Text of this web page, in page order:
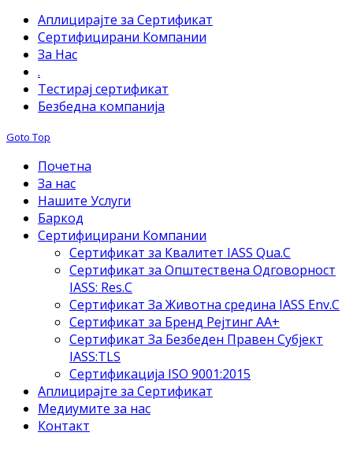
Аплицирајте за Сертификат
Сертифицирани Компании
За Нас
.
Тестирај сертификат
Безбедна компанија
Goto Top
Почетна
За нас
Нашите Услуги
Баркод
Сертифицирани Компании
Сертификат за Квалитет IASS Qua.C
Сертификат за Општествена Одговорност
IASS: Res.C
Сертификат За Животна средина IASS Env.C
Сертификат за Бренд Рејтинг АА+
Сертификат За Безбеден Правен Субјект
IASS:TLS
Сертификација ISO 9001:2015
Аплицирајте за Сертификат
Медиумите за нас
Контакт